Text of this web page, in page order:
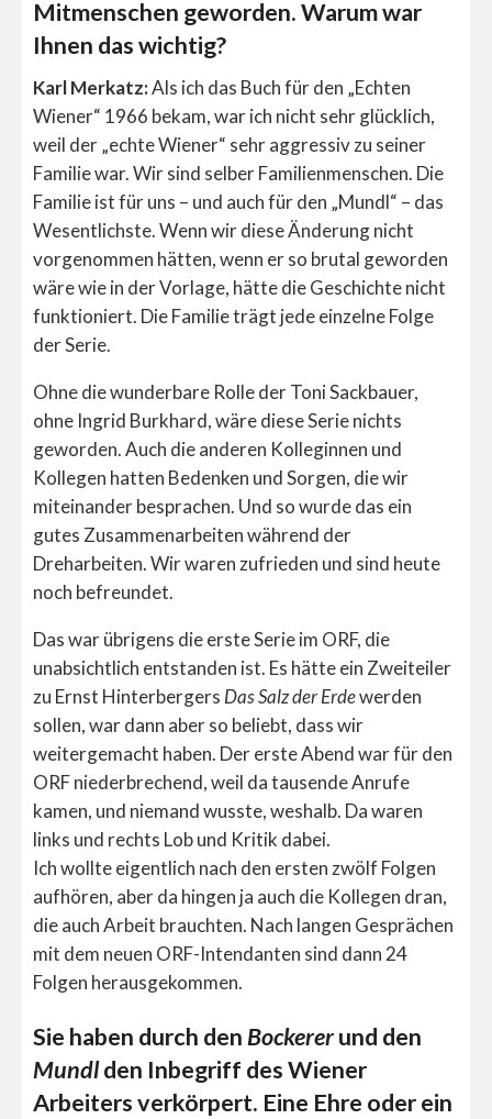
Mitmenschen geworden. Warum war
Ihnen das wichtig?
Karl Merkatz:Als ich das Buch für den „Echten
Wiener“ 1966 bekam, war ich nicht sehr glücklich,
weil der „echte Wiener“ sehr aggressiv zu seiner
Familie war. Wir sind selber Familienmenschen. Die
Familie ist für uns – und auch für den „Mundl“ – das
Wesentlichste. Wenn wir diese Änderung nicht
vorgenommen hätten, wenn er so brutal geworden
wäre wie in der Vorlage, hätte die Geschichte nicht
funktioniert. Die Familie trägt jede einzelne Folge
der Serie.
Ohne die wunderbare Rolle der Toni Sackbauer,
ohne Ingrid Burkhard, wäre diese Serie nichts
geworden. Auch die anderen Kolleginnen und
Kollegen hatten Bedenken und Sorgen, die wir
miteinander besprachen. Und so wurde das ein
gutes Zusammenarbeiten während der
Dreharbeiten. Wir waren zufrieden und sind heute
noch befreundet.
Das war übrigens die erste Serie im ORF, die
unabsichtlich entstanden ist. Es hätte ein Zweiteiler
zu Ernst Hinterbergers Das Salz der Erdewerden
sollen, war dann aber so beliebt, dass wir
weitergemacht haben. Der erste Abend war für den
ORF niederbrechend, weil da tausende Anrufe
kamen, und niemand wusste, weshalb. Da waren
links und rechts Lob und Kritik dabei.
Ich wollte eigentlich nach den ersten zwölf Folgen
aufhören, aber da hingen ja auch die Kollegen dran,
die auch Arbeit brauchten. Nach langen Gesprächen
mit dem neuen ORF-Intendanten sind dann 24
Folgen herausgekommen.
Sie haben durch denBockererund den
Mundlden Inbegriff des Wiener
Arbeiters verkörpert. Eine Ehre oder ein